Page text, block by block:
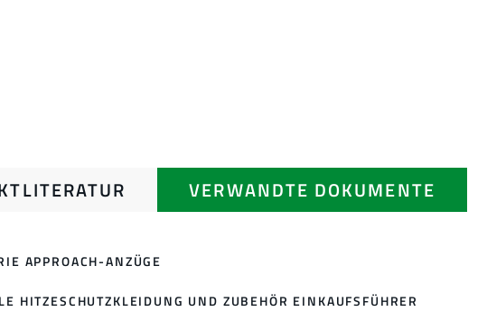
VERWANDTE DOKUMENTE
APPROACH-ANZÜGE
HITZESCHUTZKLEIDUNG UND ZUBEHÖR EINKAUFSFÜHRER